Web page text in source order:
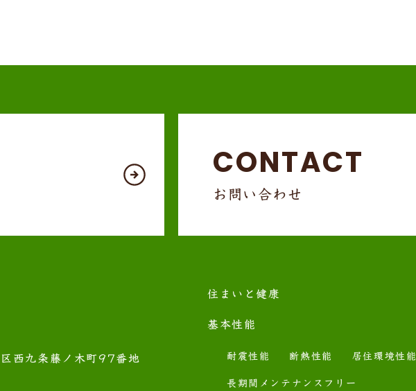
CONTACT
お問い合わせ
西九条藤ノ木町97番地
住まいと健康
基本性能
耐震性能 断熱性能 居住環境性能
長期間メンテナンスフリー